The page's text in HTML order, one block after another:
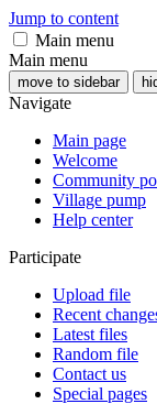
Jump to content
Main menu
Main menu
move to sidebar
Navigate
Main page
Welcome
Community
Village pump
Help center
Participate
Upload file
Recent
Latest files
Random file
Contact us
Special pages